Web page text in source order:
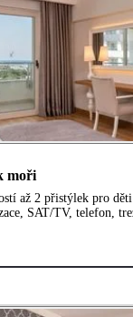
moři
až 2 přistýlek pro děti
SAT/TV, telefon,